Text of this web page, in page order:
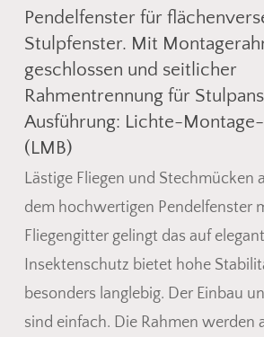
Pendelfenster für
Stulpfenster. Mit
geschlossen und seitlicher
Rahmentrennung für
Ausführung: Lichte-
(LMB)
Lästige Fliegen und Stechmücken
dem hochwertigen Pendelfenster
Fliegengitter gelingt das auf
Insektenschutz bietet hohe
besonders langlebig. Der Einbau
sind einfach. Die Rahmen werden